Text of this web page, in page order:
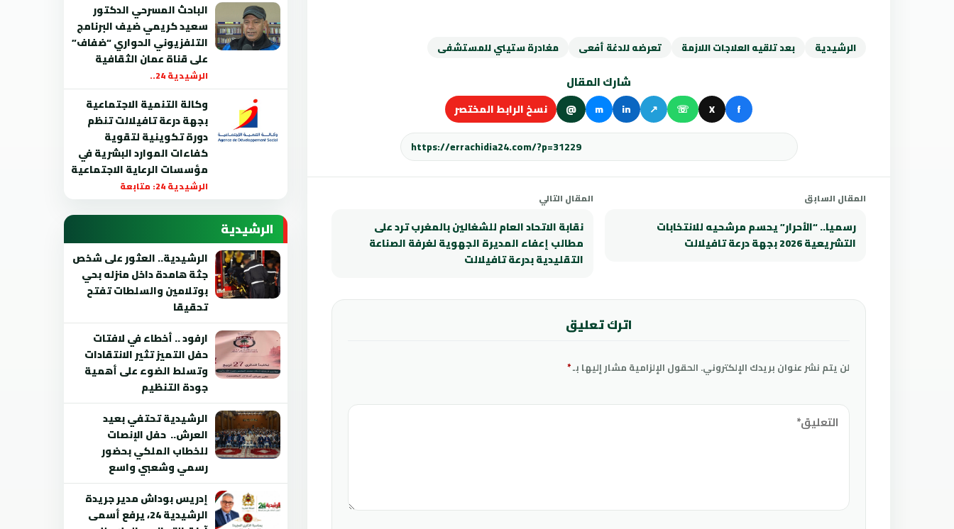
الرشيدية بعد تلقيه العلاجات اللازمة تعرضه للدغة أفعى مغادرة ستيني للمستشفى
شارك المقال
f
X
☏
↗
in
m
@ نسخ الرابط المختصر
المقال السابق
رسميا.. “الأحرار” يحسم مرشحيه للانتخابات
التشريعية 2026 بجهة درعة تافيلالت
المقال التالي
نقابة الاتحاد العام للشغالين بالمغرب ترد على
مطالب إعفاء المديرة الجهوية لغرفة الصناعة
التقليدية بدرعة تافيلالت
اترك تعليق
لن يتم نشر عنوان بريدك الإلكتروني. الحقول الإلزامية مشار إليها بـ*
الباحث المسرحي الدكتور
سعيد كريمي ضيف البرنامج
التلفزيوني الحواري “ضفاف”
على قناة عمان الثقافية
الرشيدية 24..
وكالة التنمية الاجتماعية
بجهة درعة تافيلالت تنظم
دورة تكوينية لتقوية
كفاءات الموارد البشرية في
مؤسسات الرعاية الاجتماعية
الرشيدية 24: متابعة
الرشيدية
الرشيدية.. العثور على شخص
جثة هامدة داخل منزله بحي
بوتلامين والسلطات تفتح
تحقيقا
ارفود .. أخطاء في لافتات
حفل التميز تثير الانتقادات
وتسلط الضوء على أهمية
جودة التنظيم
الرشيدية تحتفي بعيد
العرش.. حفل الإنصات
للخطاب الملكي بحضور
رسمي وشعبي واسع
إدريس بوداش مدير جريدة
الرشيدية 24، يرفع أسمى